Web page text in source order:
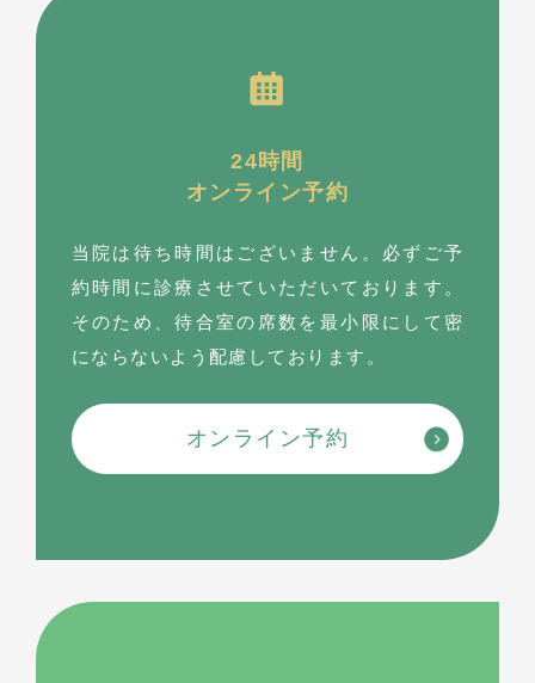
24時間
オンライン予約
当院は待ち時間はございません。必ずご予
約時間に診療させていただいております。
そのため、待合室の席数を最⼩限にして密
にならないよう配慮しております。
オンライン予約